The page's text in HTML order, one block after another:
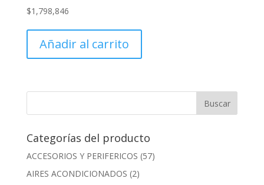
$1,798,846
Añadir al carrito
Categorías del producto
ACCESORIOS Y PERIFERICOS (57)
AIRES ACONDICIONADOS (2)